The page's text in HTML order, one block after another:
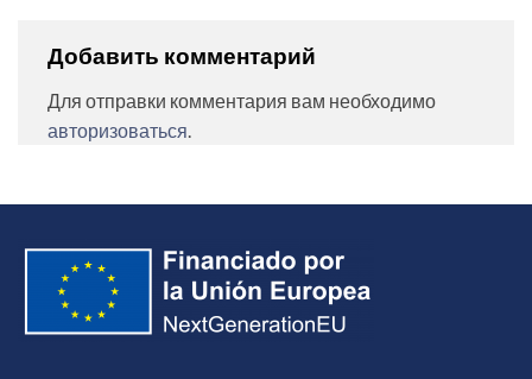
Добавить комментарий
Для отправки комментария вам необходимо
авторизоваться